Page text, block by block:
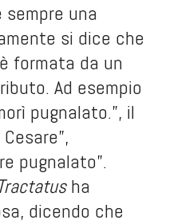
sempre una
si dice che
formata da un
Ad esempio
pugnalato.”, il
pugnalato”.
Tractatusha
dicendo che